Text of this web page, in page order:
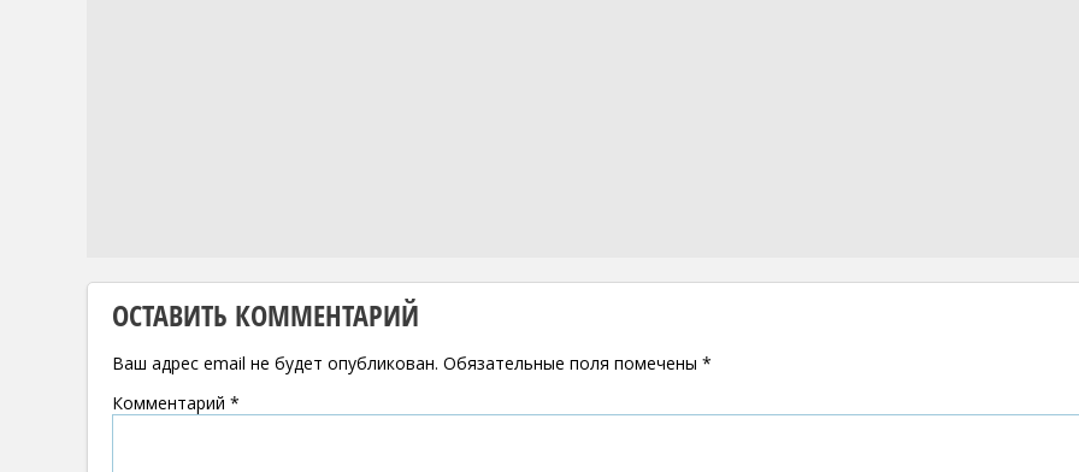
ОСТАВИТЬ КОММЕНТАРИЙ
Ваш адрес email не будет опубликован. Обязательные поля помечены *
Комментарий *